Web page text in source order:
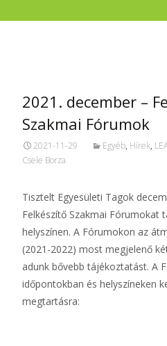
2021. december –
Szakmai Fórumok
2021-11-29 Egyéb, Hírek,
Csele Borza
Tisztelt Egyesületi Tagok
Felkészítő Szakmai Fórumokat
helyszínen. A Fórumokon az
(2021-2022) most megjelenő
adunk bővebb tájékoztatást. A
időpontokban és helyszíneken
megtartásra: